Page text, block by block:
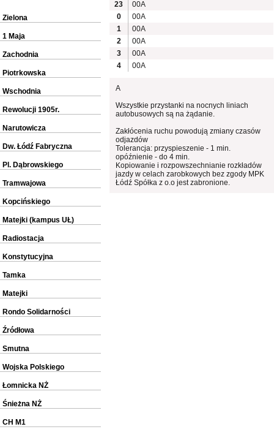
23
00A
0
00A
1
00A
2
00A
3
00A
4
00A
A
Wszystkie przystanki na nocnych liniach
autobusowych są na żądanie.
Zakłócenia ruchu powodują zmiany czasów
odjazdów
Tolerancja: przyspieszenie - 1 min.
opóźnienie - do 4 min.
Kopiowanie i rozpowszechnianie rozkładów
jazdy w celach zarobkowych bez zgody MPK
Łódź Spółka z o.o jest zabronione.
Zielona
1 Maja
Zachodnia
Piotrkowska
Wschodnia
Rewolucji 1905r.
Narutowicza
Dw. Łódź Fabryczna
Pl. Dąbrowskiego
Tramwajowa
Kopcińskiego
Matejki (kampus UŁ)
Radiostacja
Konstytucyjna
Tamka
Matejki
Rondo Solidarności
Źródłowa
Smutna
Wojska Polskiego
Łomnicka NŻ
Śnieżna NŻ
CH M1